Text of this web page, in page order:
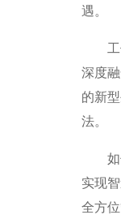
遇。
工信
深度
的新
法。
如何
实现
全方